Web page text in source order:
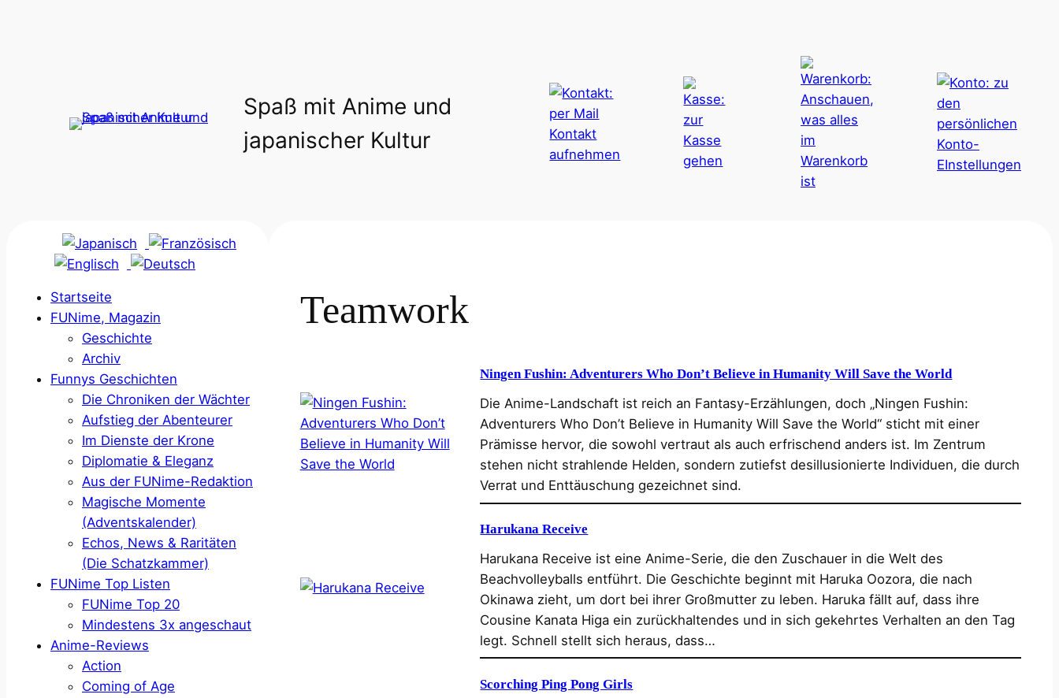
Spaß mit Anime und
japanischer Kultur
Startseite
FUNime, Magazin
Geschichte
Archiv
Funnys Geschichten
Die Chroniken der Wächter
Aufstieg der Abenteurer
Im Dienste der Krone
Diplomatie & Eleganz
Aus der FUNime-Redaktion
Magische Momente
(Adventskalender)
Echos, News & Raritäten
(Die Schatzkammer)
FUNime Top Listen
FUNime Top 20
Mindestens 3x angeschaut
Anime-Reviews
Action
Coming of Age
Teamwork
Ningen Fushin: Adventurers Who Don’t Believe in Humanity Will Save the World
Die Anime-Landschaft ist reich an Fantasy-Erzählungen, doch „Ningen Fushin:
Adventurers Who Don’t Believe in Humanity Will Save the World“ sticht mit einer
Prämisse hervor, die sowohl vertraut als auch erfrischend anders ist. Im Zentrum
stehen nicht strahlende Helden, sondern zutiefst desillusionierte Individuen, die durch
Verrat und Enttäuschung gezeichnet sind.
Harukana Receive
Harukana Receive ist eine Anime-Serie, die den Zuschauer in die Welt des
Beachvolleyballs entführt. Die Geschichte beginnt mit Haruka Oozora, die nach
Okinawa zieht, um dort bei ihrer Großmutter zu leben. Haruka fällt auf, dass ihre
Cousine Kanata Higa ein zurückhaltendes und in sich gekehrtes Verhalten an den Tag
legt. Schnell stellt sich heraus, dass…
Scorching Ping Pong Girls